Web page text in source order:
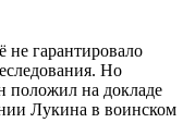
не гарантировало
Но
положил на докладе
Лукина в воинском